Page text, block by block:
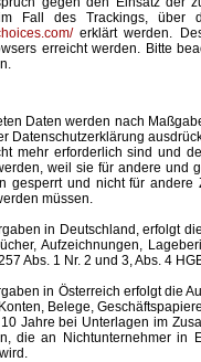
Fall des Trackings, über
erklärt werden.
erreicht werden. Bitte
Daten werden nach
Datenschutzerklärung
mehr erforderlich sind und
weil sie für andere und
gesperrt und nicht für
müssen.
in Deutschland, erfolgt
Aufzeichnungen,
Abs. 1 Nr. 2 und 3, Abs. 4
in Österreich erfolgt die
Belege,
Jahre bei Unterlagen im
die an Nichtunternehmer in